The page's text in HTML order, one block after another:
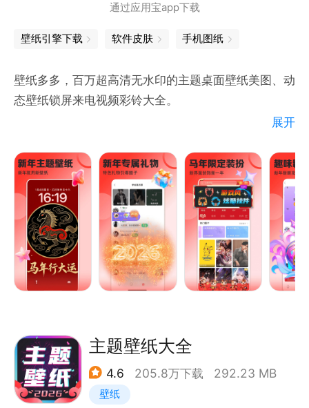
通过应用宝app下载
壁纸引擎下载 软件皮肤 手机图纸
壁纸多多，百万超高清无水印的主题桌面壁纸美图、动
态壁纸锁屏来电视频彩铃大全。
宴，让你的手机桌面与众不同，炫爆好友圈！
·主题套图分类齐全——>文字星座、热门IP、二次元、卡
通动漫、情侣头像、明星爱豆、超炫风景、个性简
约……应有尽有！
·动态壁纸锁屏随心换——>海量动态壁纸锁屏，轻松一键
·个性装扮拉风有面儿——>壁纸多多主题皮肤，让你的手
机装扮焕然一新！还有更多礼物、入场特效、聊天气
泡、头像挂件，多多小店即刻获取！
展开
主题壁纸大全
4.6 205.8万下载 292.23 MB
壁纸